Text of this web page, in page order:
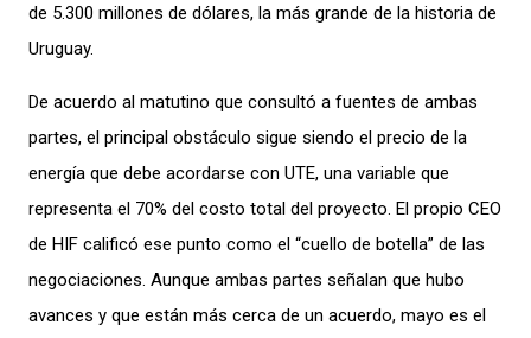
de 5.300 millones de dólares, la más grande de la historia de
Uruguay.
De acuerdo al matutino que consultó a fuentes de ambas
partes, el principal obstáculo sigue siendo el precio de la
energía que debe acordarse con UTE, una variable que
representa el 70% del costo total del proyecto. El propio CEO
de HIF calificó ese punto como el “cuello de botella” de las
negociaciones. Aunque ambas partes señalan que hubo
avances y que están más cerca de un acuerdo, mayo es el